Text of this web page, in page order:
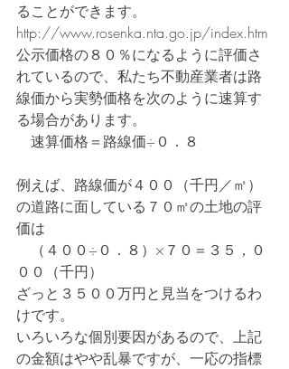
ることができます。
http://www.rosenka.nta.go.jp/index.htm
公示価格の８０％になるように評価さ
れているので、私たち不動産業者は路
線価から実勢価格を次のように速算す
る場合があります。
速算価格＝路線価÷０．８
例えば、路線価が４００（千円／㎡）
の道路に面している７０㎡の土地の評
価は
（４００÷０．８）×７０＝３５，０
００（千円）
ざっと３５００万円と見当をつけるわ
けです。
いろいろな個別要因があるので、上記
の金額はやや乱暴ですが、一応の指標